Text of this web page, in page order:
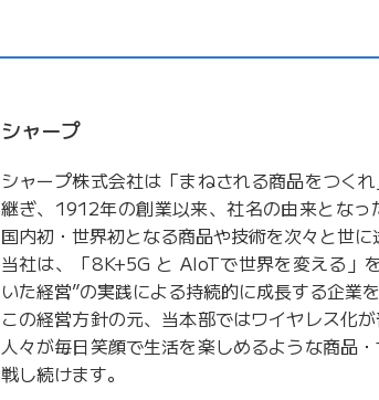
シャープ
シャープ株式会社は「まねされる商品をつく
継ぎ、1912年の創業以来、社名の由来となっ
国内初・世界初となる商品や技術を次々と世に
当社は、「8K+5G と AIoTで世界を変える」
いた経営”の実践による持続的に成長する企業
この経営方針の元、当本部ではワイヤレス化
人々が毎日笑顔で生活を楽しめるような商品
戦し続けます。